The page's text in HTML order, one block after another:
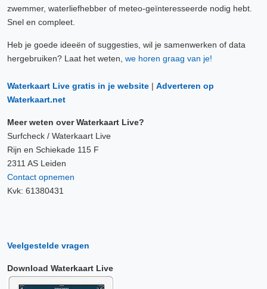
zwemmer, waterliefhebber of meteo-geïnteresseerde nodig hebt.
Snel en compleet.
Heb je goede ideeën of suggesties, wil je samenwerken of data
hergebruiken? Laat het weten, we horen graag van je!
Waterkaart Live gratis in je website | Adverteren op
Waterkaart.net
Meer weten over Waterkaart Live?
Surfcheck / Waterkaart Live
Rijn en Schiekade 115 F
2311 AS Leiden
Contact opnemen
Kvk: 61380431
Veelgestelde vragen
Download Waterkaart Live